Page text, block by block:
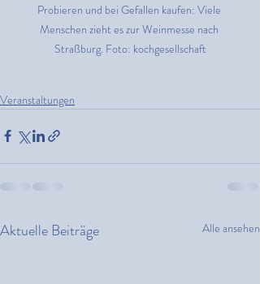
Probieren und bei Gefallen kaufen: Viele
Menschen zieht es zur Weinmesse nach
Straßburg. Foto: kochgesellschaft
Veranstaltungen
Aktuelle Beiträge Alle ansehen